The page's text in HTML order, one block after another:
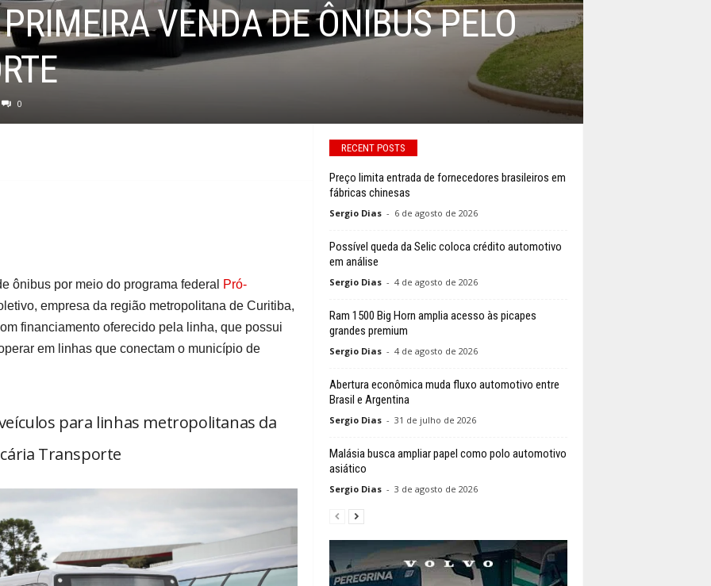
VENDA DE ÔNIBUS PELO
0
ônibus por meio do programa federal
Pró-
empresa da região metropolitana de Curitiba,
financiamento oferecido pela linha, que possui
em linhas que conectam o município de
para linhas metropolitanas da
Transporte
RECENT POSTS
Preço limita entrada de fornecedores brasileiros em
fábricas chinesas
Sergio Dias - 6 de agosto de 2026
Possível queda da Selic coloca crédito automotivo
em análise
Sergio Dias - 4 de agosto de 2026
Ram 1500 Big Horn amplia acesso às picapes
grandes premium
Sergio Dias - 4 de agosto de 2026
Abertura econômica muda fluxo automotivo entre
Brasil e Argentina
Sergio Dias - 31 de julho de 2026
Malásia busca ampliar papel como polo automotivo
asiático
Sergio Dias - 3 de agosto de 2026